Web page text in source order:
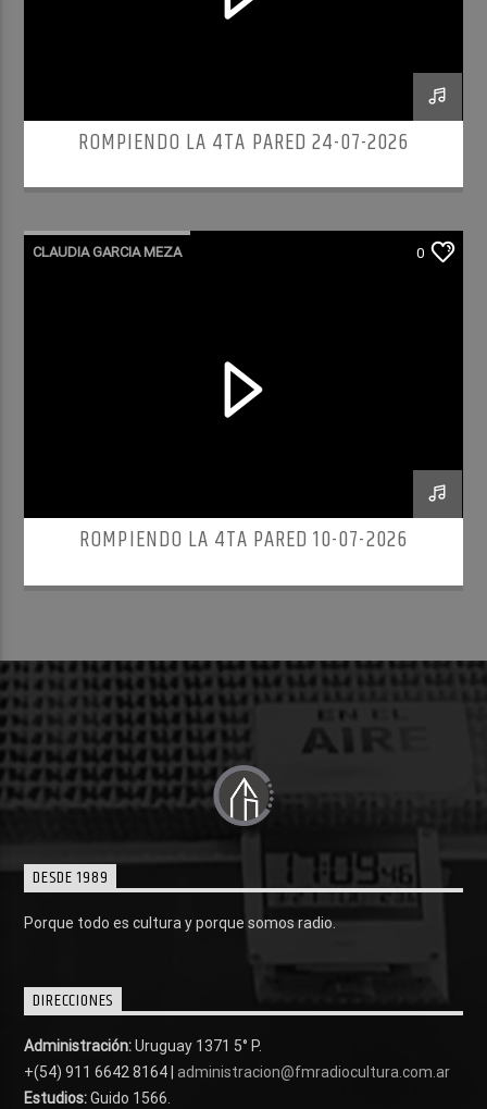
ROMPIENDO LA 4TA PARED 24-07-2026
CLAUDIA GARCIA MEZA 0
ROMPIENDO LA 4TA PARED 10-07-2026
DESDE 1989
Porque todo es cultura y porque somos radio.
DIRECCIONES
Administración:Uruguay 1371 5° P.
+(54) 911 6642 8164 | administracion@fmradiocultura.com.ar
Estudios:Guido 1566.